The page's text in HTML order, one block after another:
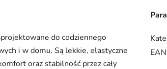
do codziennego
i w domu. Są lekkie, elastyczne
oraz stabilność przez cały
EAN